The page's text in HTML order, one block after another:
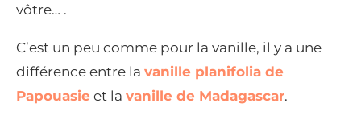
vôtre… .
C’est un peu comme pour la vanille, il y a une
différence entre la vanille planifolia de
Papouasie et la vanille de Madagascar.